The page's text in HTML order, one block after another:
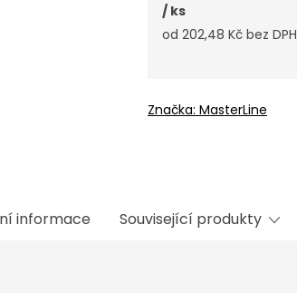
/ ks
od 202,48 Kč bez DPH
Značka: MasterLine
informace Související produkty